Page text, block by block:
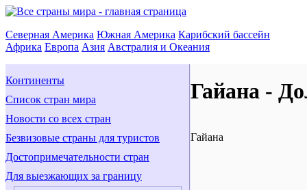
Северная Америка Южная Америка Карибский бассейн
Африка Европа Азия Австралия и Океания
Континенты
Список стран мира
Новости со всех стран
Безвизовые страны для туристов
Достопримечательности стран
Для выезжающих за границу
Гайана -
Гайана